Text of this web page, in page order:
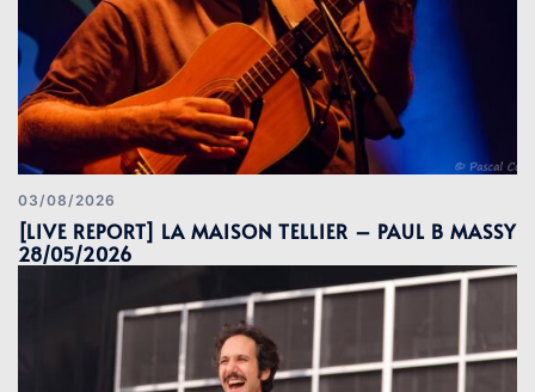
03/08/2026
[LIVE REPORT] LA MAISON TELLIER – PAUL B MASSY
28/05/2026